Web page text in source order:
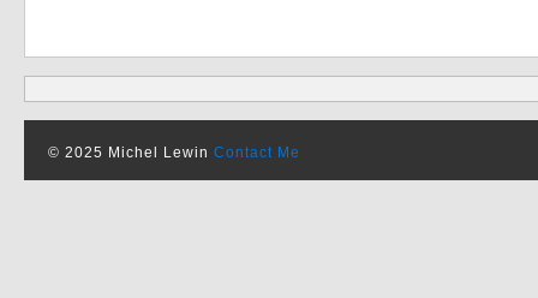
© 2025 Michel Lewin Contact Me